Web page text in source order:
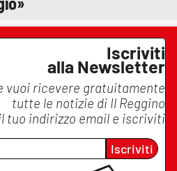
Iscriviti
alla Newsletter
vuoi ricevere gratuitamente
tutte le notizie di Il Reggino
tuo indirizzo email e iscriviti
Iscriviti